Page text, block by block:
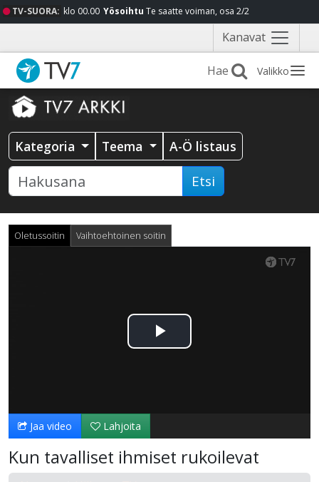
TV-SUORA: klo 00.00 Yösoihtu Te saatte voiman, osa 2/2
Kanavat Näytä
valikko
Valikko
Kategoria Teema A-Ö listaus
Etsi
Oletussoitin Vaihtoehtoinen soitin
Toista
Jaa video Lahjoita
Kun tavalliset ihmiset rukoilevat